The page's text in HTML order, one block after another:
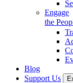
Engage
the
Blog
Support Us